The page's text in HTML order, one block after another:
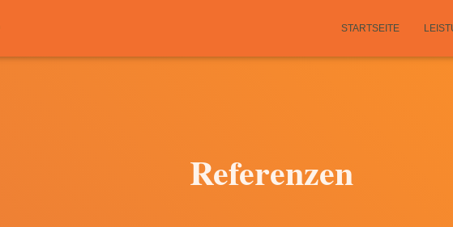
STARTSEITE
Referenzen